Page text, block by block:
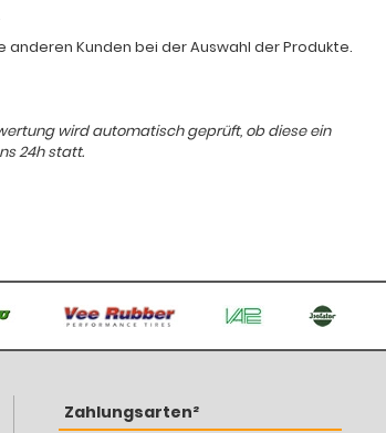
Kunden bei der Auswahl der Produkte.
wird automatisch geprüft, ob diese ein
24h statt.
Zahlungsarten²